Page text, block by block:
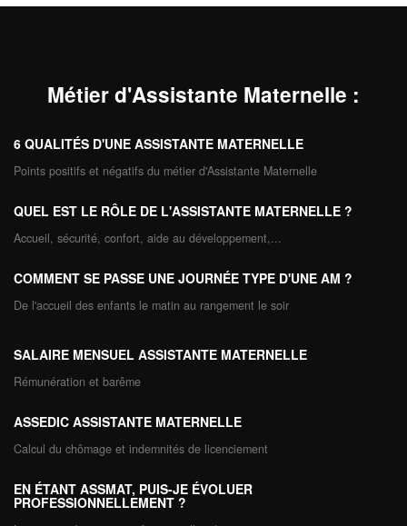
Métier d'Assistante Maternelle :
6 QUALITÉS D'UNE ASSISTANTE MATERNELLE
Points positifs et négatifs du métier d'Assistante Maternelle
QUEL EST LE RÔLE DE L'ASSISTANTE MATERNELLE ?
Accueil, sécurité, confort, aide au développement,...
COMMENT SE PASSE UNE JOURNÉE TYPE D'UNE AM ?
De l'accueil des enfants le matin au rangement le soir
SALAIRE MENSUEL ASSISTANTE MATERNELLE
Rémunération et barême
ASSEDIC ASSISTANTE MATERNELLE
Calcul du chômage et indemnités de licenciement
EN ÉTANT ASSMAT, PUIS-JE ÉVOLUER
PROFESSIONNELLEMENT ?